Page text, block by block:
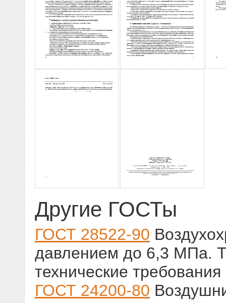
Другие ГОСТы
ГОСТ 28522-90
давлением до 6,3 МПа.
технические требования
ГОСТ 24200-80